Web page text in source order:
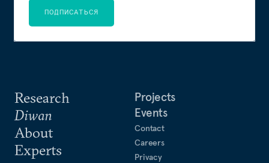
Research
Diwan
About
Experts
Projects
Events
Contact
Careers
Privacy
ПОДПИСАТЬСЯ